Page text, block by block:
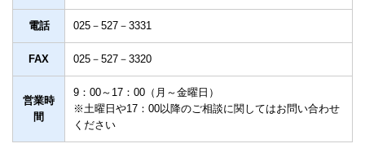
電話 025－527－3331
FAX 025－527－3320
営業時
間
9：00～17：00（月～金曜日）
※土曜日や17：00以降のご相談に関してはお問い合わせ
ください